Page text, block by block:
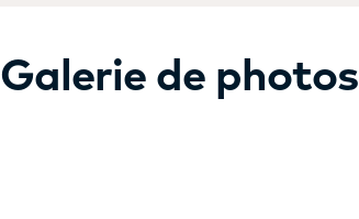
Galerie de photos